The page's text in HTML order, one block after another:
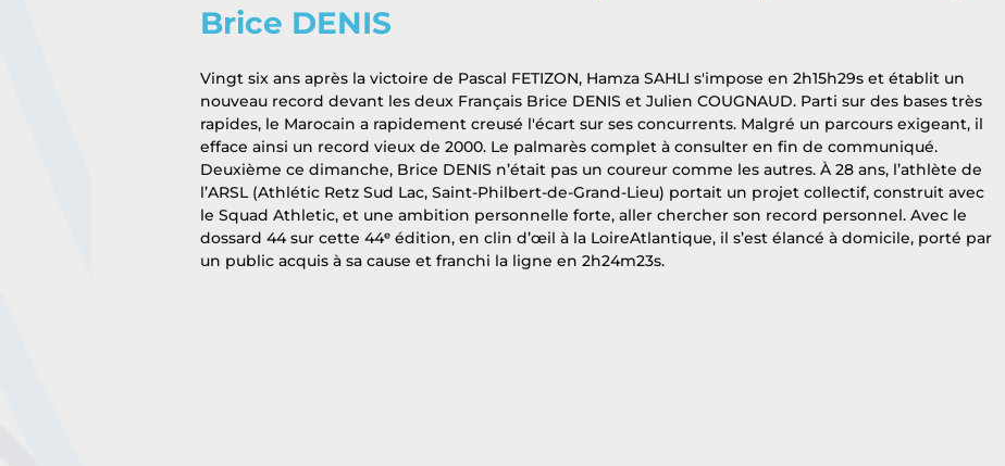
Brice DENIS
Vingt six ans après la victoire de Pascal FETIZON, Hamza SAHLI s'impose en 2h15h29s et établit un
nouveau record devant les deux Français Brice DENIS et Julien COUGNAUD. Parti sur des bases très
rapides, le Marocain a rapidement creusé l'écart sur ses concurrents. Malgré un parcours exigeant, il
efface ainsi un record vieux de 2000. Le palmarès complet à consulter en fin de communiqué.
Deuxième ce dimanche, Brice DENIS n’était pas un coureur comme les autres. À 28 ans, l’athlète de
l’ARSL (Athlétic Retz Sud Lac, Saint-Philbert-de-Grand-Lieu) portait un projet collectif, construit avec
le Squad Athletic, et une ambition personnelle forte, aller chercher son record personnel. Avec le
dossard 44 sur cette 44ᵉ édition, en clin d’œil à la LoireAtlantique, il s’est élancé à domicile, porté par
un public acquis à sa cause et franchi la ligne en 2h24m23s.